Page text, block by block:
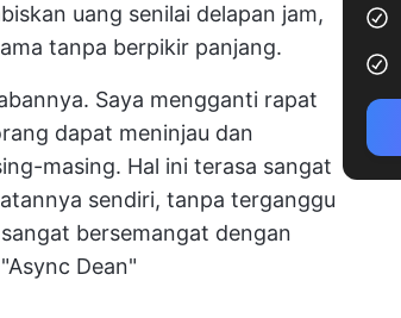
uang senilai delapan jam,
tanpa berpikir panjang.
Saya mengganti rapat
dapat meninjau dan
masing. Hal ini terasa sangat
sendiri, tanpa terganggu
bersemangat dengan
Dean"